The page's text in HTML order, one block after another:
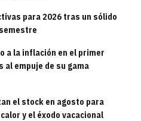
para 2026 tras un sólido
a la inflación en el primer
al empuje de su gama
el stock en agosto para
y el éxodo vacacional